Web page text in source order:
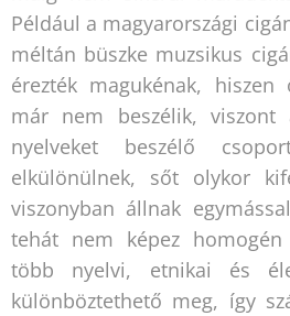
Például a magyarországi
méltán büszke muzsikus
érezték magukénak,
már nem beszélik,
nyelveket beszélő
elkülönülnek, sőt olykor
viszonyban állnak
tehát nem képez homogén
több nyelvi, etnikai és
különböztethető meg, így